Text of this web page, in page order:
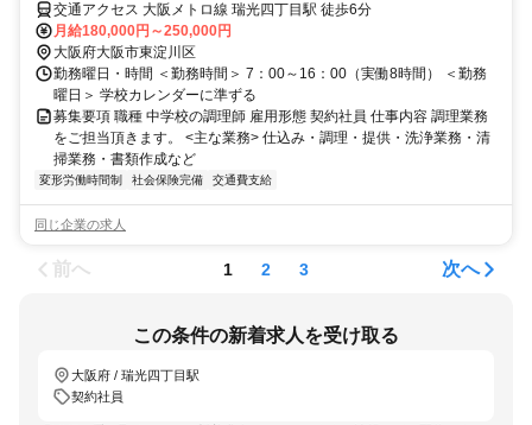
交通アクセス 大阪メトロ線 瑞光四丁目駅 徒歩6分
月給180,000円～250,000円
大阪府大阪市東淀川区
勤務曜日・時間 ＜勤務時間＞ 7：00～16：00（実働8時間） ＜勤務
曜日＞ 学校カレンダーに準ずる
募集要項 職種 中学校の調理師 雇用形態 契約社員 仕事内容 調理業務
をご担当頂きます。 <主な業務> 仕込み・調理・提供・洗浄業務・清
掃業務・書類作成など
変形労働時間制 社会保険完備 交通費支給
同じ企業の求人
前へ 1 2 3 次へ
この条件の新着求人を受け取る
大阪府 / 瑞光四丁目駅
契約社員